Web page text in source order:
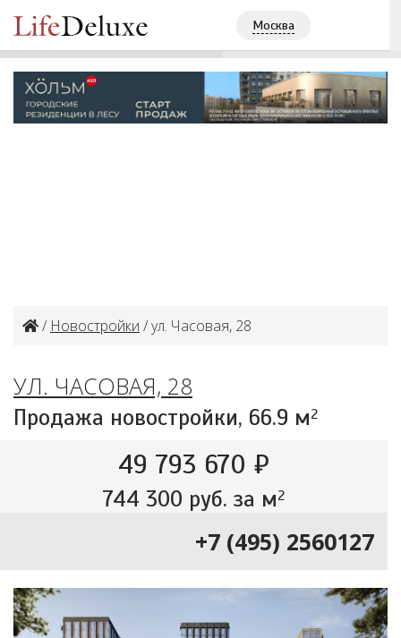
Москва
/ Новостройки / ул. Часовая, 28
УЛ. ЧАСОВАЯ, 28
Продажа новостройки, 66.9 м2
49 793 670 ₽
744 300 руб. за м2
+7 (495) 2560127
SOUL
+7 (495) 2560127 ПОЗВОНИТЬ